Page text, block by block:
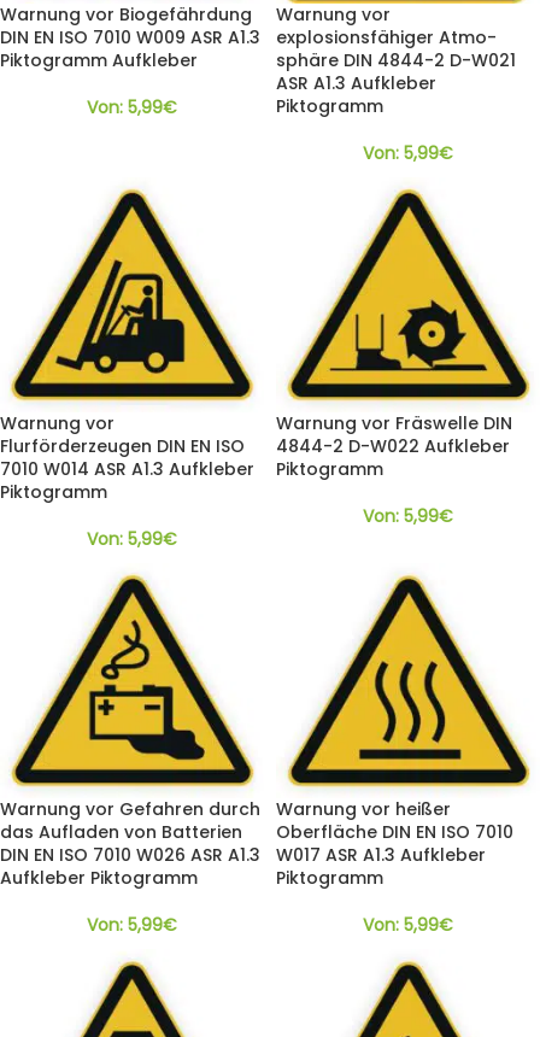
Warnung vor Biogefährdung
DIN EN ISO 7010 W009 ASR A1.3
Piktogramm Aufkleber
Von: 5,99€
Warnung vor
explosionsfähiger Atmo-
sphäre DIN 4844-2 D-W021
ASR A1.3 Aufkleber
Piktogramm
Von: 5,99€
Warnung vor
Flurförderzeugen DIN EN ISO
7010 W014 ASR A1.3 Aufkleber
Piktogramm
Von: 5,99€
Warnung vor Fräswelle DIN
4844-2 D-W022 Aufkleber
Piktogramm
Von: 5,99€
Warnung vor Gefahren durch
das Aufladen von Batterien
DIN EN ISO 7010 W026 ASR A1.3
Aufkleber Piktogramm
Von: 5,99€
Warnung vor heißer
Oberfläche DIN EN ISO 7010
W017 ASR A1.3 Aufkleber
Piktogramm
Von: 5,99€